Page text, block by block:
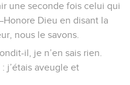
une seconde fois celui qui
Dieu en disant la
nous le savons.
il, je n’en sais rien.
j’étais aveugle et